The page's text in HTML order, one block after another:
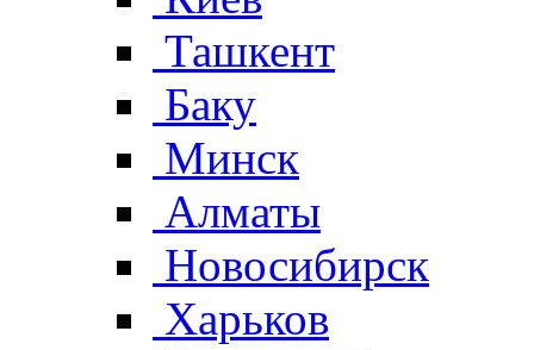
Ташкент
Баку
Минск
Алматы
Новосибирск
Харьков